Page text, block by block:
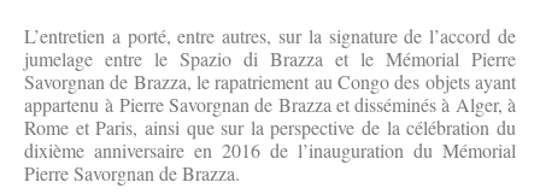
L’entretien a porté, entre autres, sur la signature de l’accord de
jumelage entre le Spazio di Brazza et le Mémorial Pierre
Savorgnan de Brazza, le rapatriement au Congo des objets ayant
appartenu à Pierre Savorgnan de Brazza et disséminés à Alger, à
Rome et Paris, ainsi que sur la perspective de la célébration du
dixième anniversaire en 2016 de l’inauguration du Mémorial
Pierre Savorgnan de Brazza.